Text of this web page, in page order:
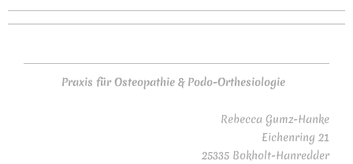
Praxis für Osteopathie & Podo-Orthesiologie
Rebecca Gumz-Hanke
Eichenring 21
25335 Bokholt-Hanredder